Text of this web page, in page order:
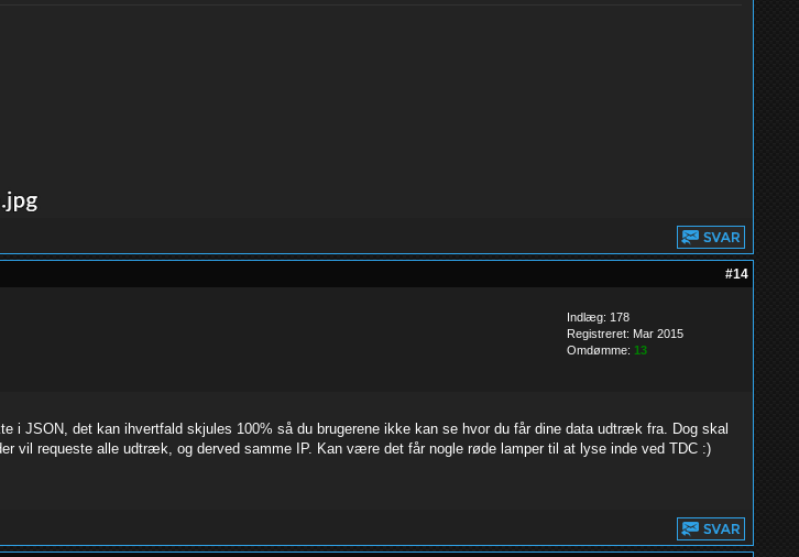
#14
Indlæg: 178
Registreret: Mar 2015
Omdømme: 13
i JSON, det kan ihvertfald skjules 100% så du brugerene ikke kan se hvor du får dine data udtræk fra. Dog skal
vil requeste alle udtræk, og derved samme IP. Kan være det får nogle røde lamper til at lyse inde ved TDC :)